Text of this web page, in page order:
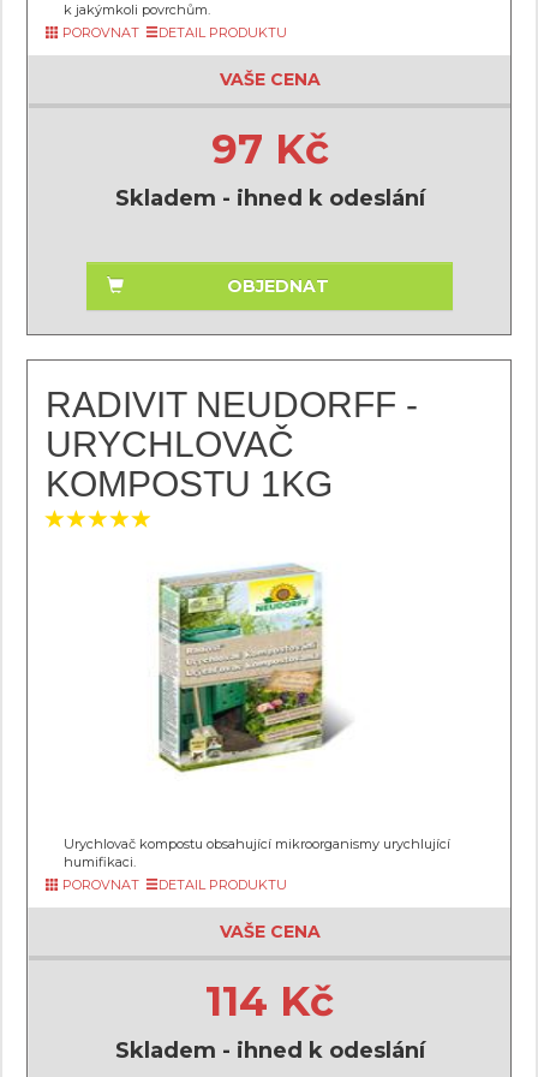
k jakýmkoli povrchům.
POROVNAT
DETAIL PRODUKTU
VAŠE CENA
97 Kč
Skladem - ihned k odeslání
OBJEDNAT
RADIVIT NEUDORFF -
URYCHLOVAČ
KOMPOSTU 1KG
Urychlovač kompostu obsahující mikroorganismy urychlující
humifikaci.
POROVNAT
DETAIL PRODUKTU
VAŠE CENA
114 Kč
Skladem - ihned k odeslání